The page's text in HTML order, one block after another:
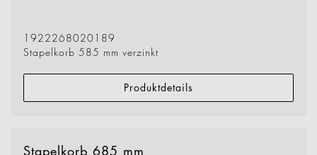
1922268020189
Stapelkorb 585 mm verzinkt
Produktdetails
Stapelkorb 685 mm